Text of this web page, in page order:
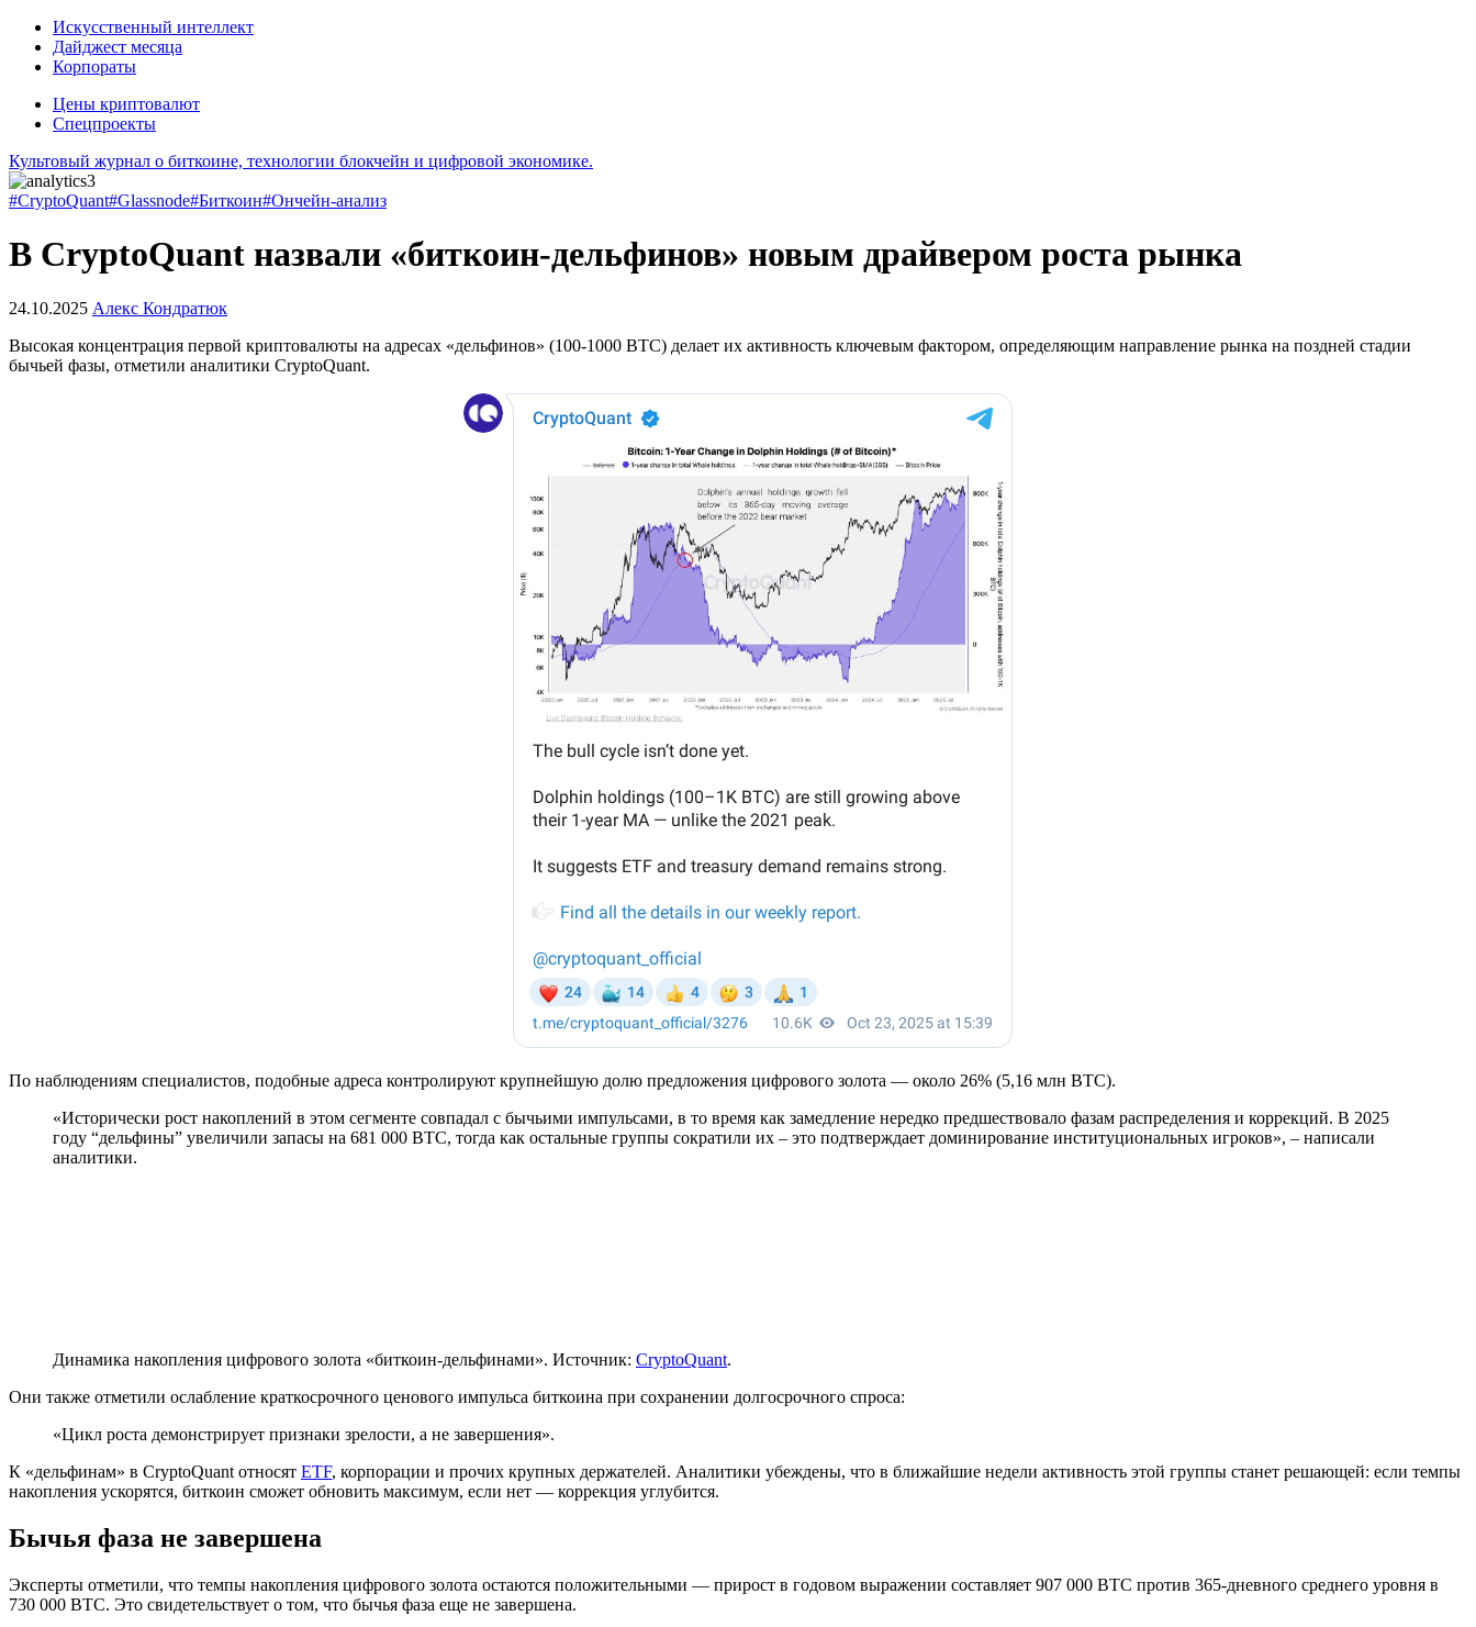
Искусственный интеллект
Дайджест месяца
Корпораты
Цены криптовалют
Спецпроекты
Культовый журнал о биткоине, технологии блокчейн и цифровой экономике.
#CryptoQuant#Glassnode#Биткоин#Ончейн-анализ
В CryptoQuant назвали «биткоин-дельфинов» новым драйвером роста рынка
24.10.2025 Алекс Кондратюк
Высокая концентрация первой криптовалюты на адресах «дельфинов» (100-1000 BTC) делает их активность ключевым фактором, определяющим направление рынка на поздней стадии
бычьей фазы, отметили аналитики CryptoQuant.
По наблюдениям специалистов, подобные адреса контролируют крупнейшую долю предложения цифрового золота — около 26% (5,16 млн BTC).
«Исторически рост накоплений в этом сегменте совпадал с бычьими импульсами, в то время как замедление нередко предшествовало фазам распределения и коррекций. В 2025
году “дельфины” увеличили запасы на 681 000 BTC, тогда как остальные группы сократили их – это подтверждает доминирование институциональных игроков», – написали
аналитики.
Динамика накопления цифрового золота «биткоин-дельфинами». Источник: CryptoQuant.
Они также отметили ослабление краткосрочного ценового импульса биткоина при сохранении долгосрочного спроса:
«Цикл роста демонстрирует признаки зрелости, а не завершения».
К «дельфинам» в CryptoQuant относят ETF, корпорации и прочих крупных держателей. Аналитики убеждены, что в ближайшие недели активность этой группы станет решающей: если темпы
накопления ускорятся, биткоин сможет обновить максимум, если нет — коррекция углубится.
Бычья фаза не завершена
Эксперты отметили, что темпы накопления цифрового золота остаются положительными — прирост в годовом выражении составляет 907 000 BTC против 365-дневного среднего уровня в
730 000 BTC. Это свидетельствует о том, что бычья фаза еще не завершена.